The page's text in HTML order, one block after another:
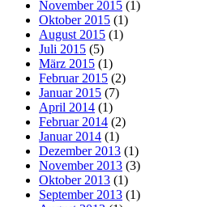
November 2015 (1)
Oktober 2015 (1)
August 2015 (1)
Juli 2015 (5)
März 2015 (1)
Februar 2015 (2)
Januar 2015 (7)
April 2014 (1)
Februar 2014 (2)
Januar 2014 (1)
Dezember 2013 (1)
November 2013 (3)
Oktober 2013 (1)
September 2013 (1)